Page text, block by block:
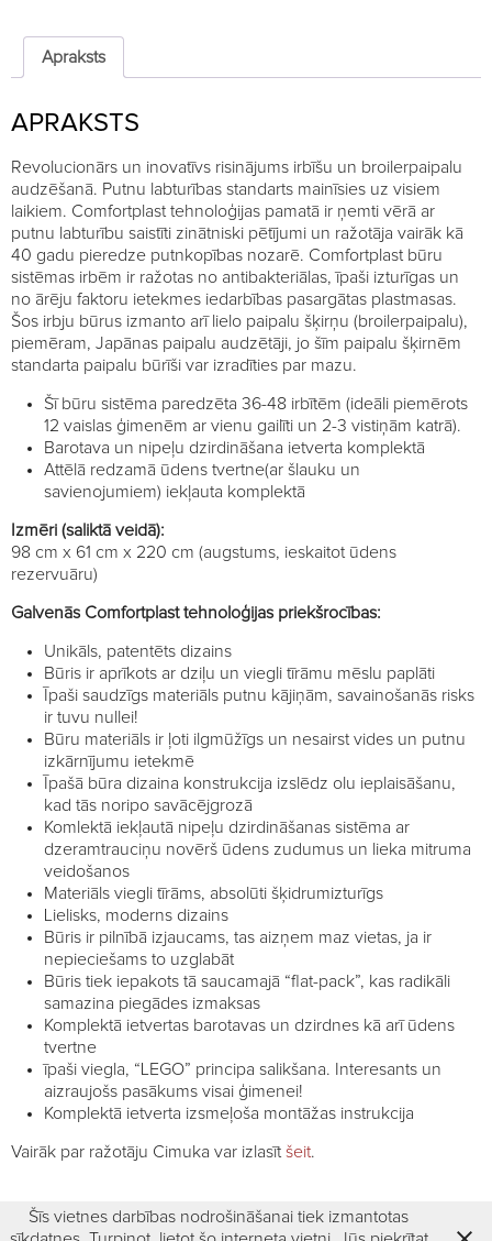
Comfortplast
4
quantity
Apraksts
APRAKSTS
Revolucionārs un inovatīvs risinājums irbīšu un broilerpaipalu
audzēšanā. Putnu labturības standarts mainīsies uz visiem
laikiem. Comfortplast tehnoloģijas pamatā ir ņemti vērā ar
putnu labturību saistīti zinātniski pētījumi un ražotāja vairāk kā
40 gadu pieredze putnkopības nozarē. Comfortplast būru
sistēmas irbēm ir ražotas no antibakteriālas, īpaši izturīgas un
no ārēju faktoru ietekmes iedarbības pasargātas plastmasas.
Šos irbju būrus izmanto arī lielo paipalu šķirņu (broilerpaipalu),
piemēram, Japānas paipalu audzētāji, jo šīm paipalu šķirnēm
standarta paipalu būrīši var izradīties par mazu.
Šī būru sistēma paredzēta 36-48 irbītēm (ideāli piemērots
12 vaislas ģimenēm ar vienu gailīti un 2-3 vistiņām katrā).
Barotava un nipeļu dzirdināšana ietverta komplektā
Attēlā redzamā ūdens tvertne(ar šlauku un
savienojumiem) iekļauta komplektā
Izmēri (saliktā veidā):
98 cm x 61 cm x 220 cm (augstums, ieskaitot ūdens
rezervuāru)
Galvenās Comfortplast tehnoloģijas priekšrocības:
Unikāls, patentēts dizains
Būris ir aprīkots ar dziļu un viegli tīrāmu mēslu paplāti
Īpaši saudzīgs materiāls putnu kājiņām, savainošanās risks
ir tuvu nullei!
Būru materiāls ir ļoti ilgmūžīgs un nesairst vides un putnu
izkārnījumu ietekmē
Īpašā būra dizaina konstrukcija izslēdz olu ieplaisāšanu,
kad tās noripo savācējgrozā
Komlektā iekļautā nipeļu dzirdināšanas sistēma ar
dzeramtrauciņu novērš ūdens zudumus un lieka mitruma
veidošanos
Materiāls viegli tīrāms, absolūti šķidrumizturīgs
Lielisks, moderns dizains
Būris ir pilnībā izjaucams, tas aizņem maz vietas, ja ir
nepieciešams to uzglabāt
Būris tiek iepakots tā saucamajā “flat-pack”, kas radikāli
samazina piegādes izmaksas
Komplektā ietvertas barotavas un dzirdnes kā arī ūdens
tvertne
īpaši viegla, “LEGO” principa salikšana. Interesants un
aizraujošs pasākums visai ģimenei!
Komplektā ietverta izsmeļoša montāžas instrukcija
Vairāk par ražotāju Cimuka var izlasīt šeit.
Šīs vietnes darbības nodrošināšanai tiek izmantotas